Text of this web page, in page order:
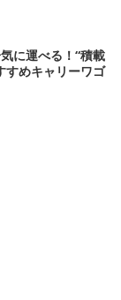
に運べる！“積載
すめキャリーワゴ